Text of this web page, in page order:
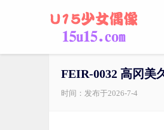
FEIR-0032 高冈美
时间：发布于2026-7-4